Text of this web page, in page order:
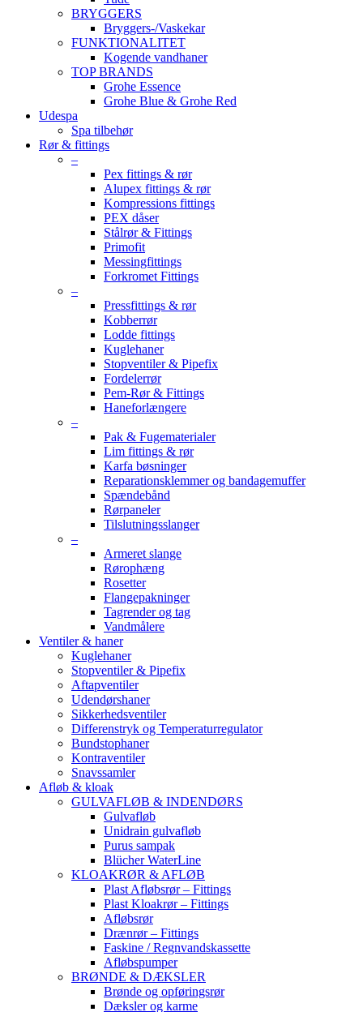
BRYGGERS
Bryggers-/Vaskekar
FUNKTIONALITET
Kogende vandhaner
TOP BRANDS
Grohe Essence
Grohe Blue & Grohe Red
Udespa
Spa tilbehør
Rør & fittings
–
Pex fittings & rør
Alupex fittings & rør
Kompressions fittings
PEX dåser
Stålrør & Fittings
Primofit
Messingfittings
Forkromet Fittings
–
Pressfittings & rør
Kobberrør
Lodde fittings
Kuglehaner
Stopventiler & Pipefix
Fordelerrør
Pem-Rør & Fittings
Haneforlængere
–
Pak & Fugematerialer
Lim fittings & rør
Karfa bøsninger
Reparationsklemmer og bandagemuffer
Spændebånd
Rørpaneler
Tilslutningsslanger
–
Armeret slange
Rørophæng
Rosetter
Flangepakninger
Tagrender og tag
Vandmålere
Ventiler & haner
Kuglehaner
Stopventiler & Pipefix
Aftapventiler
Udendørshaner
Sikkerhedsventiler
Differenstryk og Temperaturregulator
Bundstophaner
Kontraventiler
Snavssamler
Afløb & kloak
GULVAFLØB & INDENDØRS
Gulvafløb
Unidrain gulvafløb
Purus sampak
Blücher WaterLine
KLOAKRØR & AFLØB
Plast Afløbsrør – Fittings
Plast Kloakrør – Fittings
Afløbsrør
Drænrør – Fittings
Faskine / Regnvandskassette
Afløbspumper
BRØNDE & DÆKSLER
Brønde og opføringsrør
Dæksler og karme